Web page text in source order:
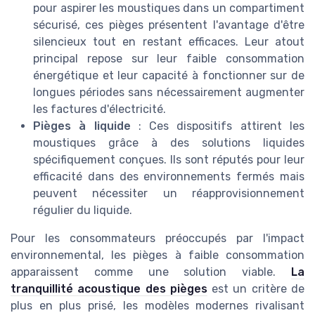
pour aspirer les moustiques dans un compartiment
sécurisé, ces pièges présentent l'avantage d'être
silencieux tout en restant efficaces. Leur atout
principal repose sur leur faible consommation
énergétique et leur capacité à fonctionner sur de
longues périodes sans nécessairement augmenter
les factures d'électricité.
Pièges à liquide : Ces dispositifs attirent les
moustiques grâce à des solutions liquides
spécifiquement conçues. Ils sont réputés pour leur
efficacité dans des environnements fermés mais
peuvent nécessiter un réapprovisionnement
régulier du liquide.
Pour les consommateurs préoccupés par l'impact
environnemental, les pièges à faible consommation
apparaissent comme une solution viable. La
tranquillité acoustique des piègesest un critère de
plus en plus prisé, les modèles modernes rivalisant